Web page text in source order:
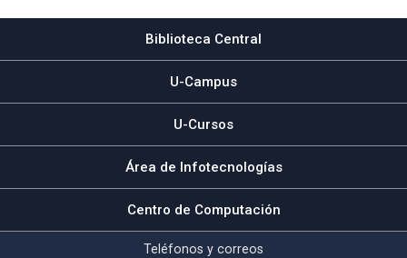
Biblioteca Central
U-Campus
U-Cursos
Área de Infotecnologías
Centro de Computación
Teléfonos y correos